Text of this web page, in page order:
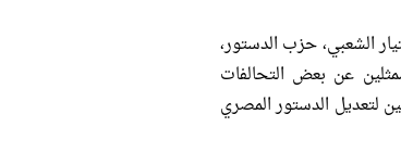
الشعبي، حزب الدستور،
عن بعض التحالفات
لتعديل الدستور المصري